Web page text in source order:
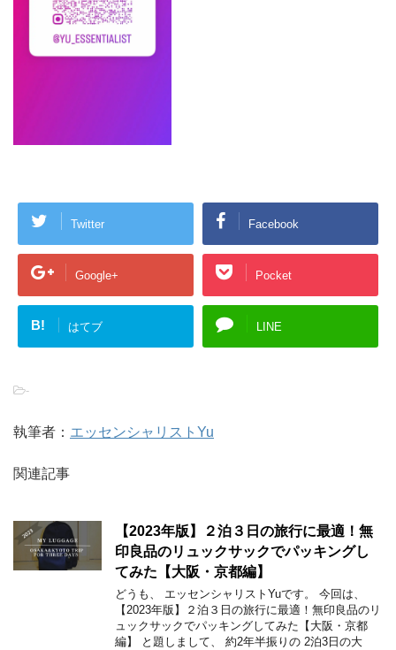
Twitter Facebook
Google+ Pocket
B! はてブ LINE
-
執筆者： エッセンシャリストYu
関連記事
【2023年版】２泊３日の旅行に最適！無
印良品のリュックサックでパッキングし
てみた【大阪・京都編】
どうも、 エッセンシャリストYuです。 今回は、
【2023年版】２泊３日の旅行に最適！無印良品のリ
ュックサックでパッキングしてみた【大阪・京都
編】 と題しまして、 約2年半振りの 2泊3日の大